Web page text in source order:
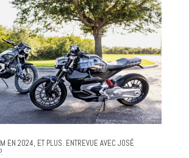
EN 2024, ET PLUS. ENTREVUE AVEC JOSÉ